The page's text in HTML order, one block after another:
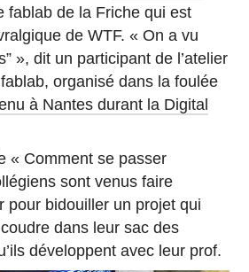
fablab de la Friche qui est
de WTF. « On a vu
», dit un participant de l’atelier
organisé dans la foulée
à Nantes durant la Digital
« Comment se passer
sont venus faire
pour bidouiller un projet qui
dans leur sac des
développent avec leur prof.